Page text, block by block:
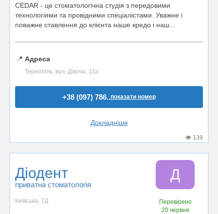
CEDAR - це стоматологічна студія з передовими
технологіями та провідними спеціалістами. Уважне і
поважне ставлення до клієнта наше кредо і наш...
📍 Адреса
Тернопіль, вул. Дівоча, 11а
+38 (097) 786..показати номер
Докладніше
139
Діодент
приватна стоматологія
Д
Київська, 7Д
Перевірено
20 червня